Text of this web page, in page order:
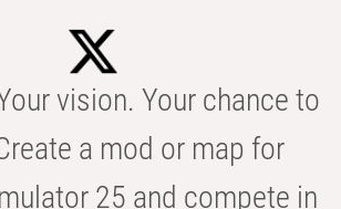
vision. Your chance to
a mod or map for
25 and compete in